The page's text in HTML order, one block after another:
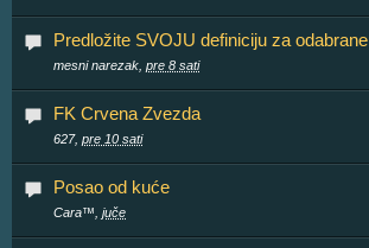
Predložite SVOJU definiciju za odabrane
mesni narezak, pre 8 sati
FK Crvena Zvezda
627, pre 10 sati
Posao od kuće
Cara™, juče